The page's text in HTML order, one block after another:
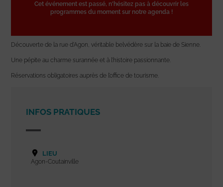
Cet événement est passé, n'hésitez pas à découvrir les
programmes du moment sur notre agenda !
Découverte de la rue d’Agon, véritable belvédère sur la baie de Sienne.
Une pépite au charme surannée et à l’histoire passionnante.
Réservations obligatoires auprès de l’office de tourisme.
INFOS PRATIQUES
LIEU
Agon-Coutainville